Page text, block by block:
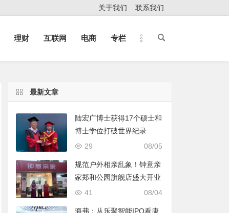
关于我们 联系我们
理财 互联网 电商 专栏
最新文章
陆宏广博士获得17个硕士和
博士学位打破世界纪录
08/05
29
规范户外相亲乱象！钟意亲
家郑和公园旗舰店盛大开业
08/04
41
海弗：从乐聚智能IPO看康